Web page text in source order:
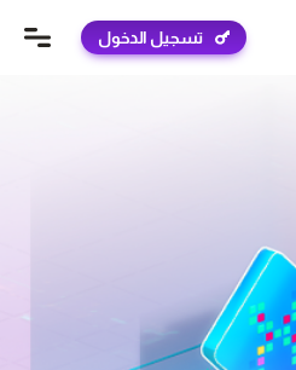
تسجيل الدخول